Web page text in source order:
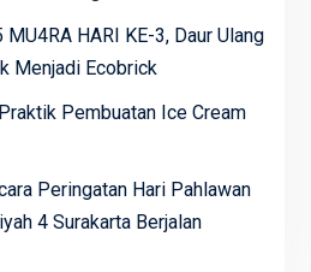
MU4RA HARI KE-3, Daur Ulang
Menjadi Ecobrick
Praktik Pembuatan Ice Cream
Peringatan Hari Pahlawan
4 Surakarta Berjalan